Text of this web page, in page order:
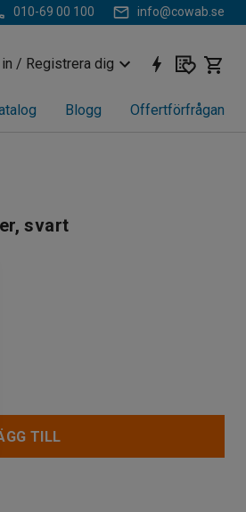
010-69 00 100 info@cowab.se
/ Registrera dig
Blogg Offertförfrågan
svart
TILL